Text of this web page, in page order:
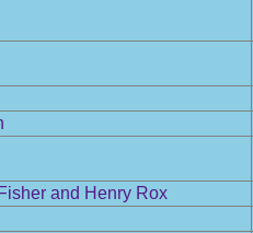
and Henry Rox